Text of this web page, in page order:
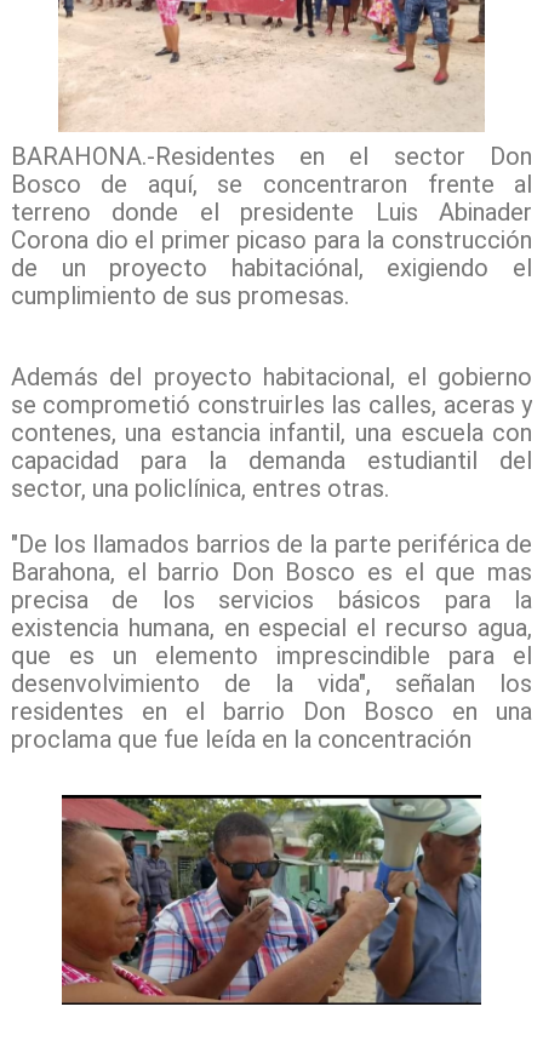
BARAHONA.-Residentes en el sector Don
Bosco de aquí, se concentraron frente al
terreno donde el presidente Luis Abinader
Corona dio el primer picaso para la construcción
de un proyecto habitaciónal, exigiendo el
cumplimiento de sus promesas.
Además del proyecto habitacional, el gobierno
se comprometió construirles las calles, aceras y
contenes, una estancia infantil, una escuela con
capacidad para la demanda estudiantil del
sector, una policlínica, entres otras.
"De los llamados barrios de la parte periférica de
Barahona, el barrio Don Bosco es el que mas
precisa de los servicios básicos para la
existencia humana, en especial el recurso agua,
que es un elemento imprescindible para el
desenvolvimiento de la vida", señalan los
residentes en el barrio Don Bosco en una
proclama que fue leída en la concentración